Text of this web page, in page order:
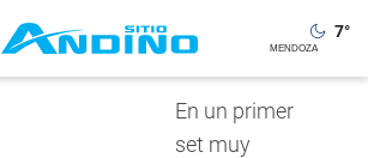
7°
En un primer
set muy